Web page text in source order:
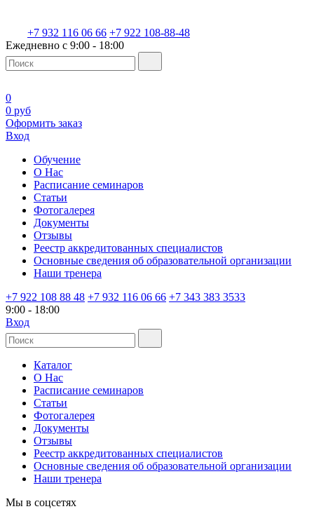
+7 932 116 06 66 +7 922 108-88-48
Ежедневно с 9:00 - 18:00
0
0 руб
Оформить заказ
Вход
Обучение
О Нас
Расписание семинаров
Статьи
Фотогалерея
Документы
Отзывы
Реестр аккредитованных специалистов
Основные сведения об образовательной организации
Наши тренера
+7 922 108 88 48 +7 932 116 06 66 +7 343 383 3533
9:00 - 18:00
Вход
Каталог
О Нас
Расписание семинаров
Статьи
Фотогалерея
Документы
Отзывы
Реестр аккредитованных специалистов
Основные сведения об образовательной организации
Наши тренера
Мы в соцсетях